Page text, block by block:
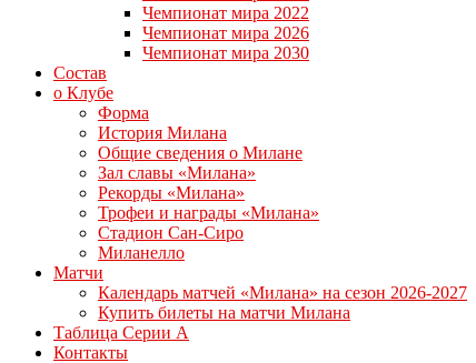
Чемпионат мира 2022
Чемпионат мира 2026
Чемпионат мира 2030
Состав
о Клубе
Форма
История Милана
Общие сведения о Милане
Зал славы «Милана»
Рекорды «Милана»
Трофеи и награды «Милана»
Стадион Сан-Сиро
Миланелло
Матчи
Календарь матчей «Милана» на сезон 2026-2027
Купить билеты на матчи Милана
Таблица Серии А
Контакты